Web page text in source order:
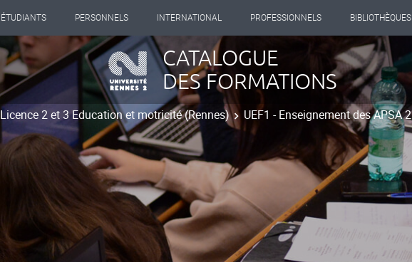
ÉTUDIANTS PERSONNELS INTERNATIONAL PROFESSIONNELS BIBLIOTHÈQUES
CATALOGUE
DES FORMATIONS
Licence 2 et 3 Education et motricité (Rennes) UEF1 - Enseignement des APSA 2